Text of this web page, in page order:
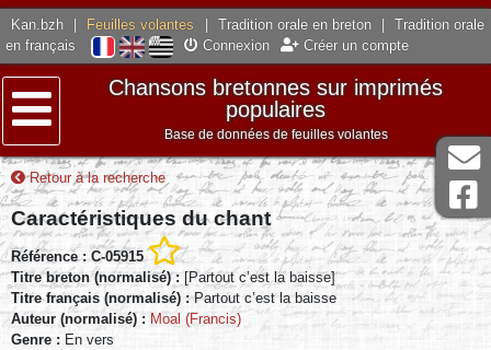
Kan.bzh Feuilles volantes Tradition orale en breton
Tradition orale
en français
Connexion Créer un compte
Menu
Chansons bretonnes sur imprimés
populaires
Base de données de feuilles volantes
Retour à la recherche
Caractéristiques du chant
Référence : C-05915
Titre breton (normalisé) :[Partout c’est la baisse]
Titre français (normalisé) :Partout c’est la baisse
Auteur (normalisé) : Moal (Francis)
Genre : En vers